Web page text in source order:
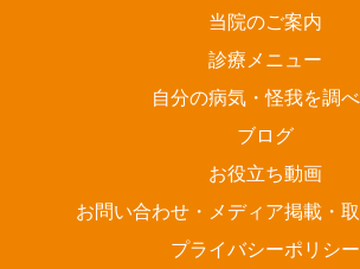
当院のご案内
診療メニュー
自分の病気・怪我を調
ブログ
お役立ち動画
お問い合わせ・メディア掲載・
プライバシーポリシー